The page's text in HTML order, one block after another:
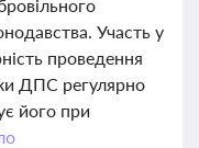
Участь у
проведення
ДПС регулярно
його при